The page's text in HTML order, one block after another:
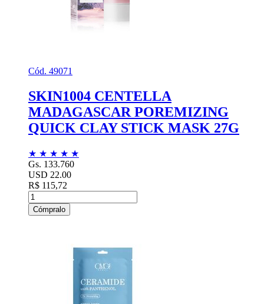
Cód. 49071
SKIN1004 CENTELLA
MADAGASCAR POREMIZING
QUICK CLAY STICK MASK 27G
★ ★ ★ ★ ★
Gs. 133.760
USD 22.00
R$ 115,72
Cómpralo